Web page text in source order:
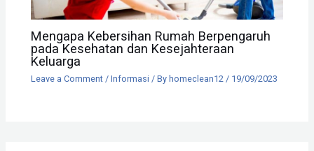
Mengapa Kebersihan Rumah Berpengaruh
pada Kesehatan dan Kesejahteraan
Keluarga
Leave a Comment /Informasi / By homeclean12/ 19/09/2023